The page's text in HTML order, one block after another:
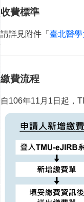
收費標準
請詳見附件「 臺北醫
繳費流程
自106年11月1日起，